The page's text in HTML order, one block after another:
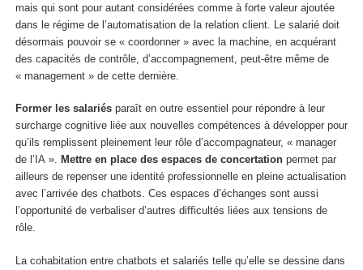
mais qui sont pour autant considérées comme à forte valeur ajoutée
dans le régime de l’automatisation de la relation client. Le salarié doit
désormais pouvoir se « coordonner » avec la machine, en acquérant
des capacités de contrôle, d’accompagnement, peut-être même de
« management » de cette dernière.
Former les salariés paraît en outre essentiel pour répondre à leur
surcharge cognitive liée aux nouvelles compétences à développer pour
qu’ils remplissent pleinement leur rôle d’accompagnateur, « manager
de l’IA ». Mettre en place des espaces de concertation permet par
ailleurs de repenser une identité professionnelle en pleine actualisation
avec l’arrivée des chatbots. Ces espaces d’échanges sont aussi
l’opportunité de verbaliser d’autres difficultés liées aux tensions de
rôle.
La cohabitation entre chatbots et salariés telle qu’elle se dessine dans